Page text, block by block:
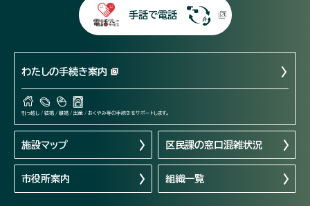
手話で電話
わたしの手続き案内
引っ越し / 結婚 / 離婚 / 出産 / おくやみ等の手続きをサポートします。
施設マップ 区民課の窓口混雑状況
市役所案内 組織一覧